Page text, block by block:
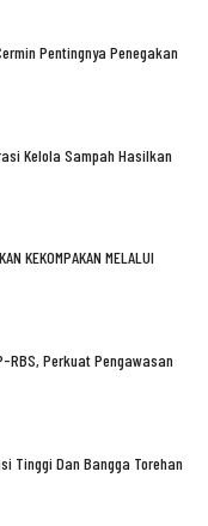
Pentingnya Penegakan
Kelola Sampah Hasilkan
KEKOMPAKAN MELALUI
RBS, Perkuat Pengawasan
Tinggi Dan Bangga Torehan